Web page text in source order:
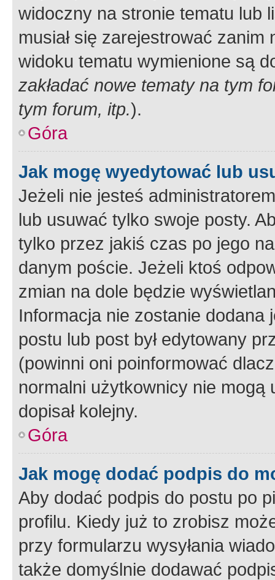
widoczny na stronie tematu lub
musiał się zarejestrować
widoku tematu wymienione są
zakładać nowe tematy na tym
tym forum, itp.).
Góra
Jak mogę wyedytować lub
Jeżeli nie jesteś
lub usuwać tylko swoje posty.
tylko przez jakiś czas po jego
danym poście. Jeżeli ktoś
zmian na dole będzie
Informacja nie zostanie dodana
postu lub post był edytowany
(powinni oni poinformować
normalni użytkownicy nie
dopisał kolejny.
Góra
Jak mogę dodać podpis do
Aby dodać podpis do postu po
profilu. Kiedy już to zrobisz
przy formularzu wysyłania
także domyślnie dodawać